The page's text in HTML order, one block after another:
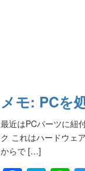
メモ: PCを
最近はPCパーツに紐
ク これはハードウェ
からで […]